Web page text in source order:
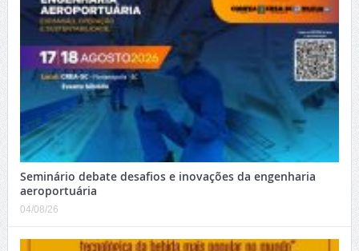
Seminário debate desafios e inovações da engenharia
aeroportuária
04/08/26